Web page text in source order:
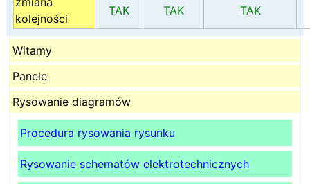
kolejności
TAK TAK TAK
Witamy
Panele
Rysowanie diagramów
Procedura rysowania rysunku
Rysowanie schematów elektrotechnicznych